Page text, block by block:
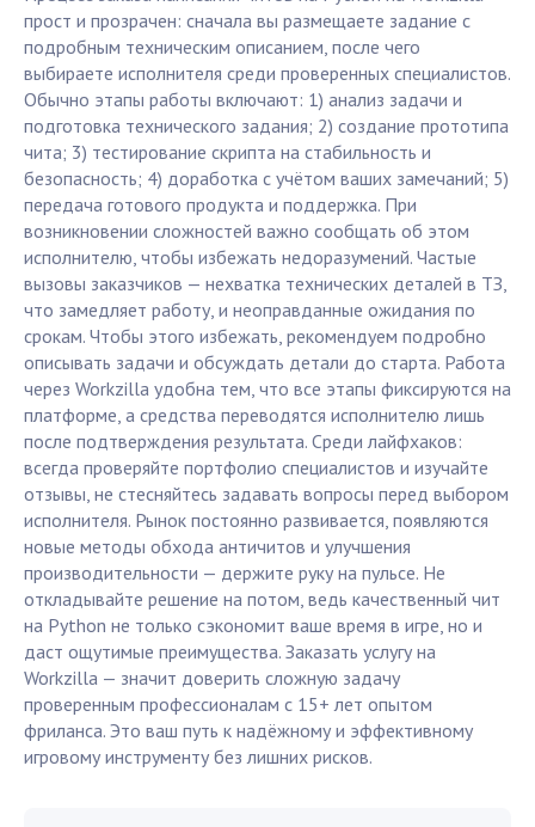
прост и прозрачен: сначала вы размещаете задание с
подробным техническим описанием, после чего
выбираете исполнителя среди проверенных специалистов.
Обычно этапы работы включают: 1) анализ задачи и
подготовка технического задания; 2) создание прототипа
чита; 3) тестирование скрипта на стабильность и
безопасность; 4) доработка с учётом ваших замечаний; 5)
передача готового продукта и поддержка. При
возникновении сложностей важно сообщать об этом
исполнителю, чтобы избежать недоразумений. Частые
вызовы заказчиков — нехватка технических деталей в ТЗ,
что замедляет работу, и неоправданные ожидания по
срокам. Чтобы этого избежать, рекомендуем подробно
описывать задачи и обсуждать детали до старта. Работа
через Workzilla удобна тем, что все этапы фиксируются на
платформе, а средства переводятся исполнителю лишь
после подтверждения результата. Среди лайфхаков:
всегда проверяйте портфолио специалистов и изучайте
отзывы, не стесняйтесь задавать вопросы перед выбором
исполнителя. Рынок постоянно развивается, появляются
новые методы обхода античитов и улучшения
производительности — держите руку на пульсе. Не
откладывайте решение на потом, ведь качественный чит
на Python не только сэкономит ваше время в игре, но и
даст ощутимые преимущества. Заказать услугу на
Workzilla — значит доверить сложную задачу
проверенным профессионалам с 15+ лет опытом
фриланса. Это ваш путь к надёжному и эффективному
игровому инструменту без лишних рисков.